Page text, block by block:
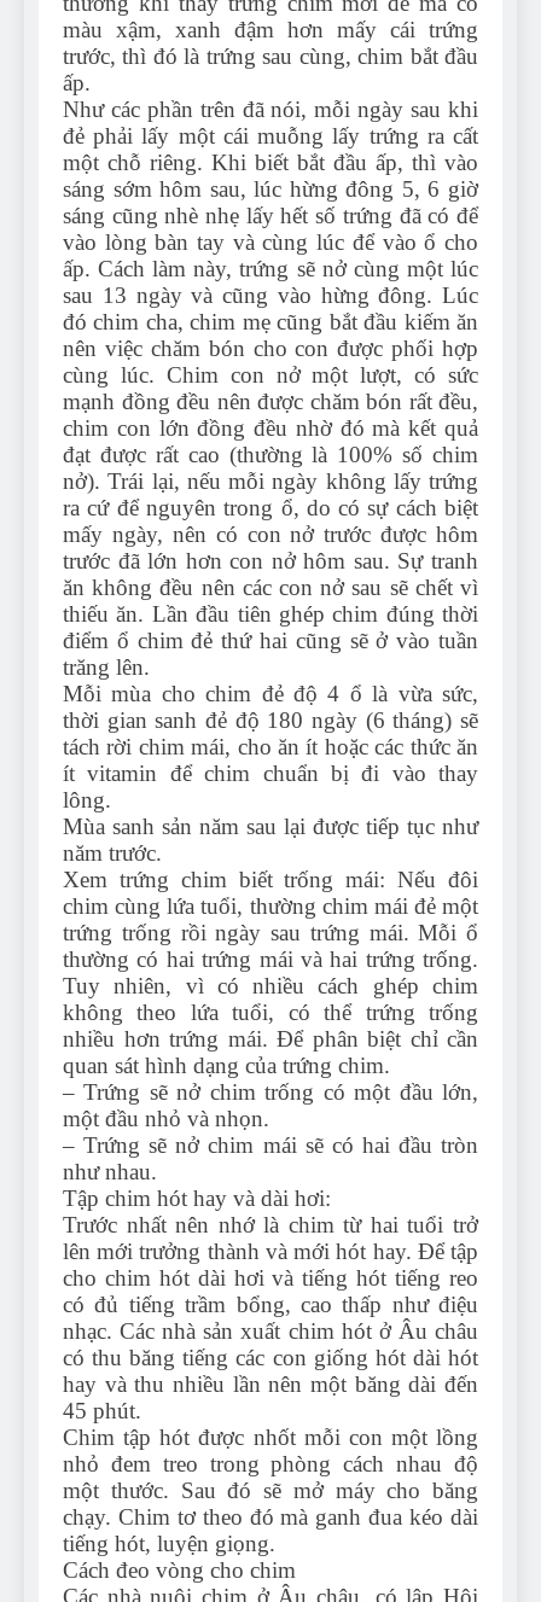
màu xậm, xanh đậm hơn mấy cái trứng
trước, thì đó là trứng sau cùng, chim bắt đầu
ấp.
Như các phần trên đã nói, mỗi ngày sau khi
đẻ phải lấy một cái muỗng lấy trứng ra cất
một chỗ riêng. Khi biết bắt đầu ấp, thì vào
sáng sớm hôm sau, lúc hừng đông 5, 6 giờ
sáng cũng nhè nhẹ lấy hết số trứng đã có để
vào lòng bàn tay và cùng lúc để vào ổ cho
ấp. Cách làm này, trứng sẽ nở cùng một lúc
sau 13 ngày và cũng vào hừng đông. Lúc
đó chim cha, chim mẹ cũng bắt đầu kiếm ăn
nên việc chăm bón cho con được phối hợp
cùng lúc. Chim con nở một lượt, có sức
mạnh đồng đều nên được chăm bón rất đều,
chim con lớn đồng đều nhờ đó mà kết quả
đạt được rất cao (thường là 100% số chim
nở). Trái lại, nếu mỗi ngày không lấy trứng
ra cứ để nguyên trong ổ, do có sự cách biệt
mấy ngày, nên có con nở trước được hôm
trước đã lớn hơn con nở hôm sau. Sự tranh
ăn không đều nên các con nở sau sẽ chết vì
thiếu ăn. Lần đầu tiên ghép chim đúng thời
điểm ổ chim đẻ thứ hai cũng sẽ ở vào tuần
trăng lên.
Mỗi mùa cho chim đẻ độ 4 ổ là vừa sức,
thời gian sanh đẻ độ 180 ngày (6 tháng) sẽ
tách rời chim mái, cho ăn ít hoặc các thức ăn
ít vitamin để chim chuẩn bị đi vào thay
lông.
Mùa sanh sản năm sau lại được tiếp tục như
năm trước.
Xem trứng chim biết trống mái: Nếu đôi
chim cùng lứa tuổi, thường chim mái đẻ một
trứng trống rồi ngày sau trứng mái. Mỗi ổ
thường có hai trứng mái và hai trứng trống.
Tuy nhiên, vì có nhiều cách ghép chim
không theo lứa tuổi, có thể trứng trống
nhiều hơn trứng mái. Để phân biệt chỉ cần
quan sát hình dạng của trứng chim.
– Trứng sẽ nở chim trống có một đầu lớn,
một đầu nhỏ và nhọn.
– Trứng sẽ nở chim mái sẽ có hai đầu tròn
như nhau.
Tập chim hót hay và dài hơi:
Trước nhất nên nhớ là chim từ hai tuổi trở
lên mới trưởng thành và mới hót hay. Để tập
cho chim hót dài hơi và tiếng hót tiếng reo
có đủ tiếng trầm bổng, cao thấp như điệu
nhạc. Các nhà sản xuất chim hót ở Âu châu
có thu băng tiếng các con giống hót dài hót
hay và thu nhiều lần nên một băng dài đến
45 phút.
Chim tập hót được nhốt mỗi con một lồng
nhỏ đem treo trong phòng cách nhau độ
một thước. Sau đó sẽ mở máy cho băng
chạy. Chim tơ theo đó mà ganh đua kéo dài
tiếng hót, luyện giọng.
Cách đeo vòng cho chim
Các nhà nuôi chim ở Âu châu, có lập Hội